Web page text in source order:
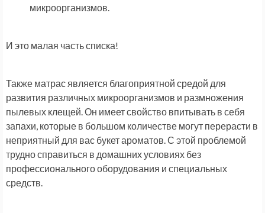
микроорганизмов.
И это малая часть списка!
Также матрас является благоприятной средой для
развития различных микроорганизмов и размножения
пылевых клещей. Он имеет свойство впитывать в себя
запахи, которые в большом количестве могут перерасти в
неприятный для вас букет ароматов. С этой проблемой
трудно справиться в домашних условиях без
профессионального оборудования и специальных
средств.